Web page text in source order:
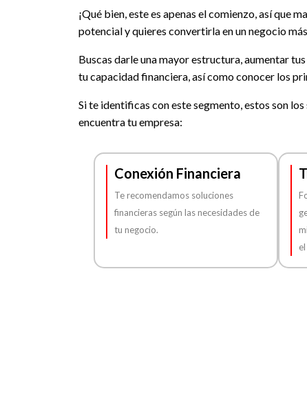
¡Qué bien, este es apenas el comienzo, así que
potencial y quieres convertirla en un negocio
Buscas darle una mayor estructura, aumentar
tu capacidad financiera, así como conocer los
Si te identificas con este segmento, estos son
encuentra tu empresa:
Conexión Financiera
Te recomendamos soluciones
financieras según las necesidades de
tu negocio.